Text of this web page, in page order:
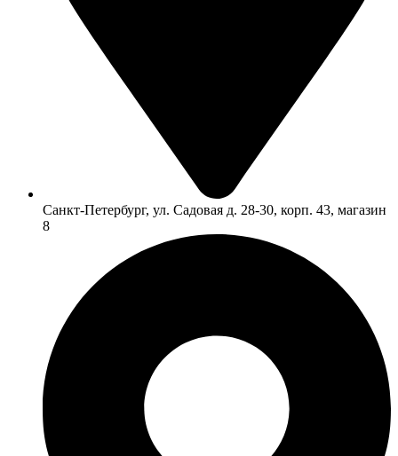
Санкт-Петербург, ул. Садовая д. 28-30, корп. 43, магазин
8